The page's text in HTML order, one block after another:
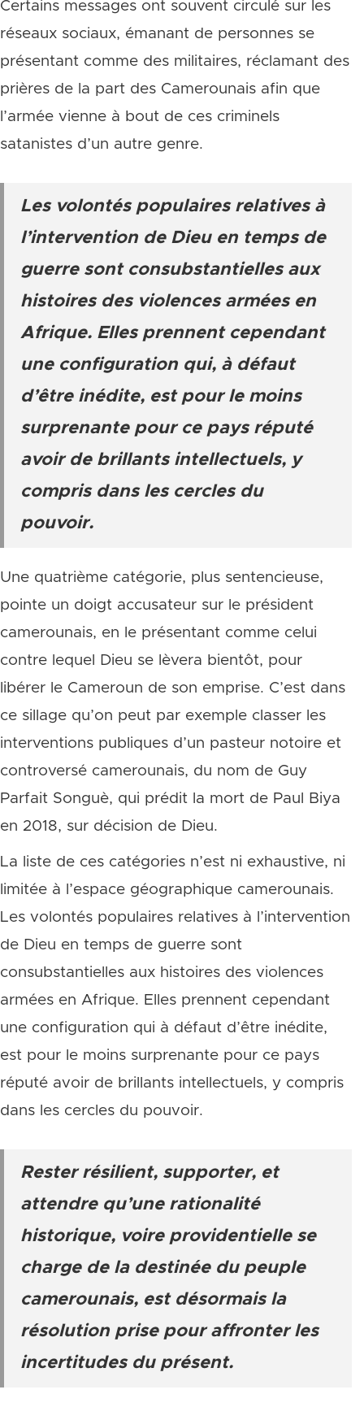
Certains messages ont souvent circulé sur les
réseaux sociaux, émanant de personnes se
présentant comme des militaires, réclamant des
prières de la part des Camerounais afin que
l’armée vienne à bout de ces criminels
satanistes d’un autre genre.
Les volontés populaires relatives à
l’intervention de Dieu en temps de
guerre sont consubstantielles aux
histoires des violences armées en
Afrique. Elles prennent cependant
une configuration qui, à défaut
d’être inédite, est pour le moins
surprenante pour ce pays réputé
avoir de brillants intellectuels, y
compris dans les cercles du
pouvoir.
Une quatrième catégorie, plus sentencieuse,
pointe un doigt accusateur sur le président
camerounais, en le présentant comme celui
contre lequel Dieu se lèvera bientôt, pour
libérer le Cameroun de son emprise. C’est dans
ce sillage qu’on peut par exemple classer les
interventions publiques d’un pasteur notoire et
controversé camerounais, du nom de Guy
Parfait Songuè, qui prédit la mort de Paul Biya
en 2018, sur décision de Dieu.
La liste de ces catégories n’est ni exhaustive, ni
limitée à l’espace géographique camerounais.
Les volontés populaires relatives à l’intervention
de Dieu en temps de guerre sont
consubstantielles aux histoires des violences
armées en Afrique. Elles prennent cependant
une configuration qui à défaut d’être inédite,
est pour le moins surprenante pour ce pays
réputé avoir de brillants intellectuels, y compris
dans les cercles du pouvoir.
Rester résilient, supporter, et
attendre qu’une rationalité
historique, voire providentielle se
charge de la destinée du peuple
camerounais, est désormais la
résolution prise pour affronter les
incertitudes du présent.